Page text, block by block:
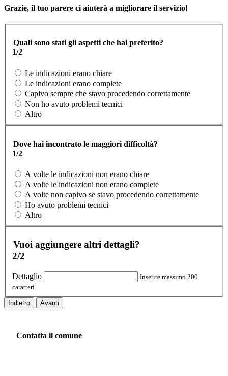
Grazie, il tuo parere ci aiuterà a migliorare il servizio!
Quali sono stati gli aspetti che hai preferito?
1/2
Le indicazioni erano chiare
Le indicazioni erano complete
Capivo sempre che stavo procedendo correttamente
Non ho avuto problemi tecnici
Altro
Dove hai incontrato le maggiori difficoltà?
1/2
A volte le indicazioni non erano chiare
A volte le indicazioni non erano complete
A volte non capivo se stavo procedendo correttamente
Ho avuto problemi tecnici
Altro
Vuoi aggiungere altri dettagli?
2/2
Dettaglio
Inserire massimo 200
caratteri
Indietro Avanti
Contatta il comune